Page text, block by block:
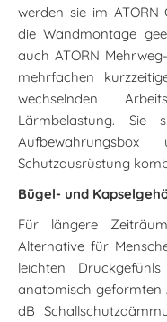
werden sie im
die Wandmontage
auch ATORN
mehrfachen
wechselnden
Lärmbelastung. Sie
Schutzausrüstung
Bügel- und
Für längere
Alternative für
leichten
anatomisch geformten
dB